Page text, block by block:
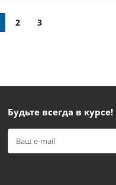
2 3
Будьте всегда в курсе!